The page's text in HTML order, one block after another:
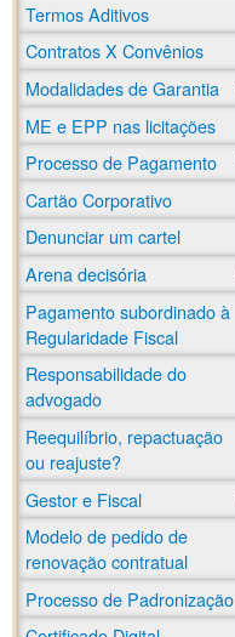
Termos Aditivos
Contratos X Convênios
Modalidades de Garantia
ME e EPP nas licitações
Processo de Pagamento
Cartão Corporativo
Denunciar um cartel
Arena decisória
Pagamento subordinado à
Regularidade Fiscal
Responsabilidade do
advogado
Reequilíbrio, repactuação
ou reajuste?
Gestor e Fiscal
Modelo de pedido de
renovação contratual
Processo de Padronização